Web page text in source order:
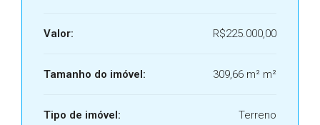
Valor: R$225.000,00
Tamanho do imóvel: 309,66 m² m²
Tipo de imóvel: Terreno